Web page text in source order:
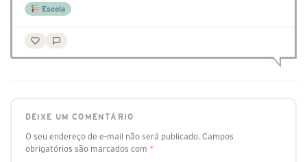
Escola
DEIXE UM COMENTÁRIO
O seu endereço de e-mail não será publicado. Campos
obrigatórios são marcados com *